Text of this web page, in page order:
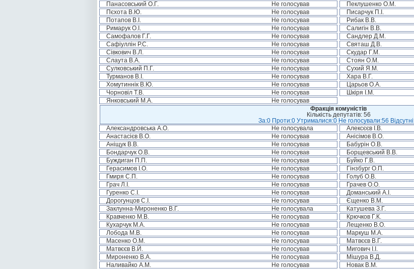
Панасовський О.Г.
Не голосував Пеклушенко О.М.
Пєхота В.Ю.
Не голосував Писарчук П.І.
Потапов В.І.
Не голосував Рибак В.В.
Римарук О.І.
Не голосував Салигін В.В.
Самофалов Г.Г.
Не голосував Сандлер Д.М.
Сафіуллін Р.С.
Не голосував Святаш Д.В.
Сівкович В.Л.
Не голосував Скудар Г.М.
Слаута В.А.
Не голосував Стоян О.М.
Сулковський П.Г.
Не голосував Сухий Я.М.
Турманов В.І.
Не голосував Хара В.Г.
Хомутиннік В.Ю.
Не голосував Царьов О.А.
Чорновіл Т.В.
Не голосував Шкіря І.М.
Янковський М.А.
Не голосував
Фракція комуністів
Кількість депутатів: 56
За:0 Проти:0 Утрималися:0 Не голосували:56
Александровська А.О.
Не голосувала Алексєєв І.В.
Анастасієв В.О.
Не голосував Анісімов В.О.
Аніщук В.В.
Не голосував Бабурін О.В.
Бондарчук О.В.
Не голосував Борщевський В.В.
Буждиган П.П.
Не голосував Буйко Г.В.
Герасимов І.О.
Не голосував Гінзбург О.П.
Гмиря С.П.
Не голосував Голуб О.В.
Грач Л.І.
Не голосував Грачев О.О.
Гуренко С.І.
Не голосував Доманський А.І.
Дорогунцов С.І.
Не голосував Єщенко В.М.
Заклунна-Мироненко В.Г.
Не голосувала Катушева З.Г.
Кравченко М.В.
Не голосував Крючков Г.К.
Кухарчук М.А.
Не голосував Лещенко В.О.
Лобода М.В.
Не голосував Маркуш М.А.
Масенко О.М.
Не голосував Матвєєв В.Г.
Матвєєв В.Й.
Не голосував Мигович І.І.
Мироненко В.А.
Не голосував Мішура В.Д.
Наливайко А.М.
Не голосував Новак В.М.